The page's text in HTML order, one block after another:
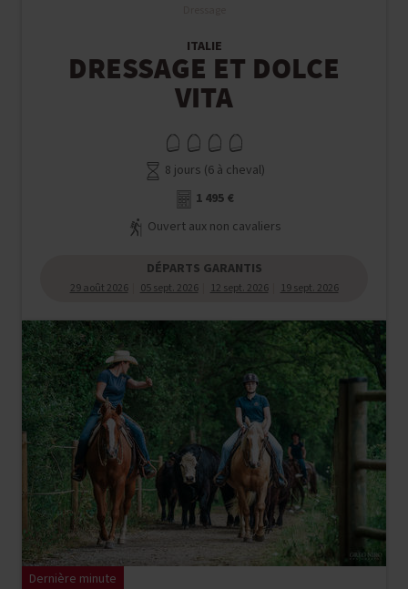
ITALIE
DRESSAGE ET DOLCE
VITA
8 jours (6 à cheval)
1 495 €
Ouvert aux non cavaliers
DÉPARTS GARANTIS
29 août 2026 05 sept. 2026 12 sept. 2026 19 sept. 2026
Dernière minute